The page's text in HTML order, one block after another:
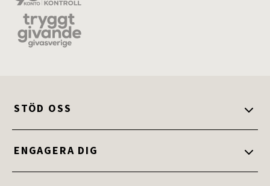
STÖD OSS
Ge en gåva
ENGAGERA DIG